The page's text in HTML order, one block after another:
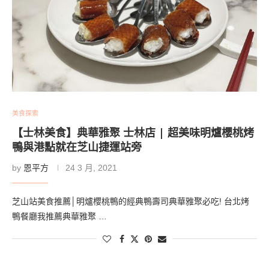
美食探索
【士林美食】典華雅聚 士林店 | 超美味明爐櫻桃烤
鴨與港點就在芝山捷運站旁
by 恩平方 24 3 月, 2021
芝山站美食推薦│明爐櫻桃鴨的經典鴨壽司典華雅聚必吃! 台北烤
鴨餐廳我推薦典華雅聚 …